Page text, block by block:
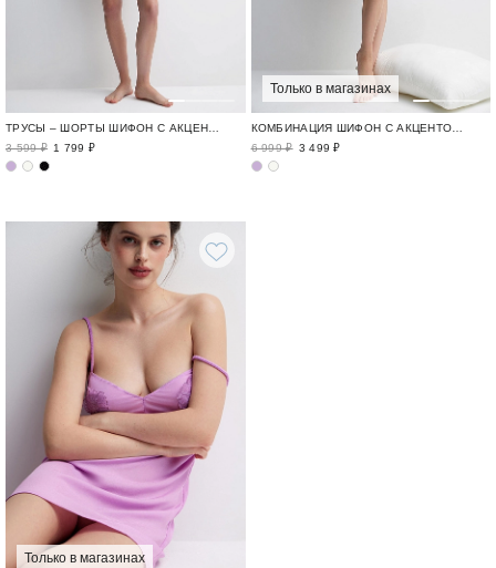
ТРУСЫ – ШОРТЫ ШИФОН С АКЦЕНТОМ / FLEUR DELICATE
3 599 ₽ 1 799 ₽
Только в магазинах
КОМБИНАЦИЯ ШИФОН С АКЦЕНТОМ / FLEUR DELICATE
6 999 ₽ 3 499 ₽
Только в магазинах